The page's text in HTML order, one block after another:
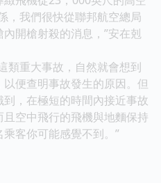
，我們很快從聯邦航空總局
開槍射殺的消息，”安在剋
重大事故，自然就會想到
便查明事故發生的原因。但
，在極短的時間內接近事故
空中飛行的飛機與地麵保持
客你可能感覺不到。”